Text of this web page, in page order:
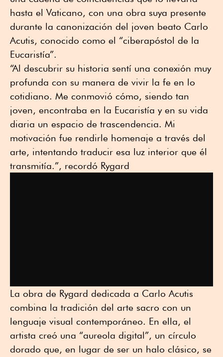
hasta el Vaticano, con una obra suya presente
durante la canonización del joven beato Carlo
Acutis, conocido como el “ciberapóstol de la
Eucaristía”.
“Al descubrir su historia sentí una conexión muy
profunda con su manera de vivir la fe en lo
cotidiano. Me conmovió cómo, siendo tan
joven, encontraba en la Eucaristía y en su vida
diaria un espacio de trascendencia. Mi
motivación fue rendirle homenaje a través del
arte, intentando traducir esa luz interior que él
transmitía.”, recordó Rygard
La obra de Rygard dedicada a Carlo Acutis
combina la tradición del arte sacro con un
lenguaje visual contemporáneo. En ella, el
artista creó una “aureola digital”, un círculo
dorado que, en lugar de ser un halo clásico, se